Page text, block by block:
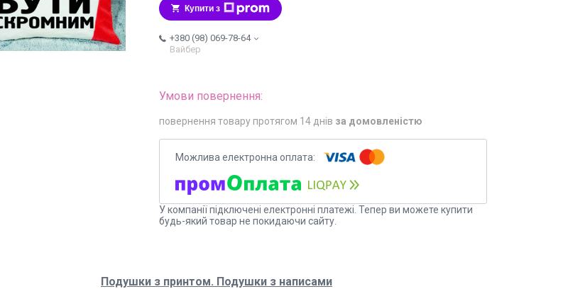
Купити з
+380 (98) 069-78-64
Вайбер
повернення товару протягом 14 днів за домовленістю
У компанії підключені електронні платежі. Тепер ви можете купити
будь-який товар не покидаючи сайту.
Подушки з принтом. Подушки з написами